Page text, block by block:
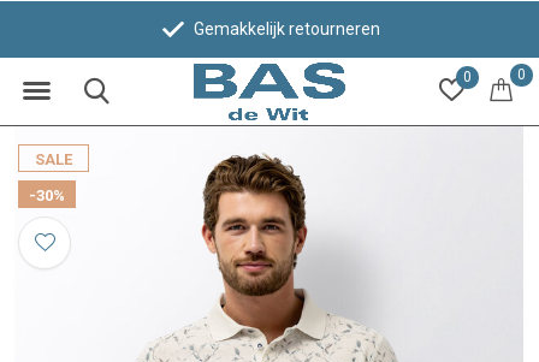
0 0
Gemakkelijk retourneren
SALE
-30%